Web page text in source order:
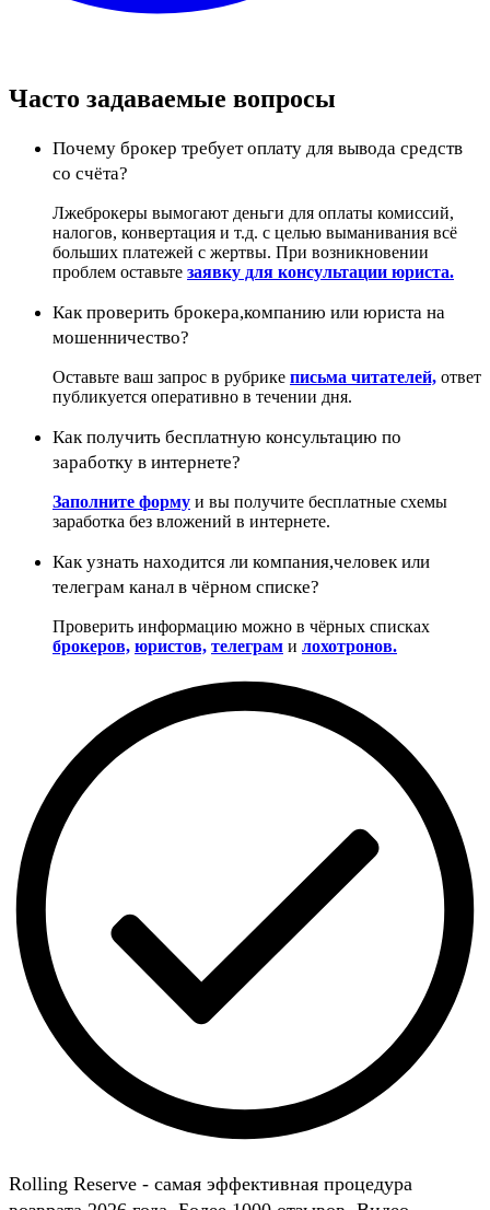
Часто задаваемые вопросы
Почему брокер требует оплату для вывода средств
со счёта?
Лжеброкеры вымогают деньги для оплаты комиссий,
налогов, конвертация и т.д. с целью выманивания всё
больших платежей с жертвы. При возникновении
проблем оставьте заявку для консультации юриста.
Как проверить брокера,компанию или юриста на
мошенничество?
Оставьте ваш запрос в рубрике письма читателей, ответ
публикуется оперативно в течении дня.
Как получить бесплатную консультацию по
заработку в интернете?
Заполните форму и вы получите бесплатные схемы
заработка без вложений в интернете.
Как узнать находится ли компания,человек или
телеграм канал в чёрном списке?
Проверить информацию можно в чёрных списках
брокеров, юристов, телеграм и лохотронов.
Rolling Reserve - самая эффективная процедура